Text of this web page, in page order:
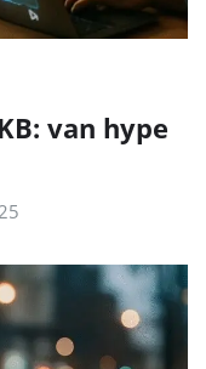
van hype